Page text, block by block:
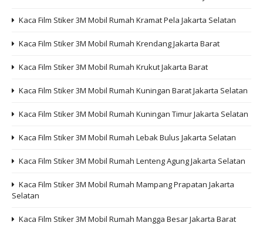
Kaca Film Stiker 3M Mobil Rumah Kramat Pela Jakarta Selatan
Kaca Film Stiker 3M Mobil Rumah Krendang Jakarta Barat
Kaca Film Stiker 3M Mobil Rumah Krukut Jakarta Barat
Kaca Film Stiker 3M Mobil Rumah Kuningan Barat Jakarta Selatan
Kaca Film Stiker 3M Mobil Rumah Kuningan Timur Jakarta Selatan
Kaca Film Stiker 3M Mobil Rumah Lebak Bulus Jakarta Selatan
Kaca Film Stiker 3M Mobil Rumah Lenteng Agung Jakarta Selatan
Kaca Film Stiker 3M Mobil Rumah Mampang Prapatan Jakarta
Selatan
Kaca Film Stiker 3M Mobil Rumah Mangga Besar Jakarta Barat